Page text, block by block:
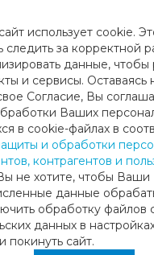
использует cookie.
следить за корректной
данные, чтобы
и сервисы. Оставаясь
Согласие, Вы
Ваших
в cookie-файлах в
и обработки
контрагентов и
не хотите, чтобы Ваши
данные
обработку файлов
данных в
покинуть сайт.
ТУРНИР
ПАМЯТИ
в Уфе прошёл
турнир по теннису
Натальи Роговой!
титул сильнейшего,